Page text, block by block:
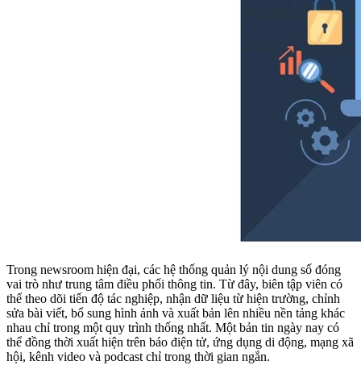
Trong newsroom hiện đại, các hệ thống quản lý nội dung số đóng
vai trò như trung tâm điều phối thông tin. Từ đây, biên tập viên có
thể theo dõi tiến độ tác nghiệp, nhận dữ liệu từ hiện trường, chỉnh
sửa bài viết, bổ sung hình ảnh và xuất bản lên nhiều nền tảng khác
nhau chỉ trong một quy trình thống nhất. Một bản tin ngày nay có
thể đồng thời xuất hiện trên báo điện tử, ứng dụng di động, mạng xã
hội, kênh video và podcast chỉ trong thời gian ngắn.